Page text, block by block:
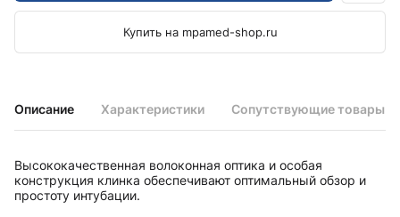
Описание Характеристики Сопутствующие товары
Высококачественная волоконная оптика и особая
конструкция клинка обеспечивают оптимальный обзор и
простоту интубации.
Купить на mpamed-shop.ru